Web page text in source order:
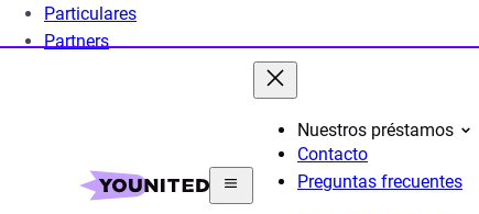
Particulares
Partners
Nuestros préstamos
Contacto
Preguntas frecuentes
Préstamo Personal Simulador